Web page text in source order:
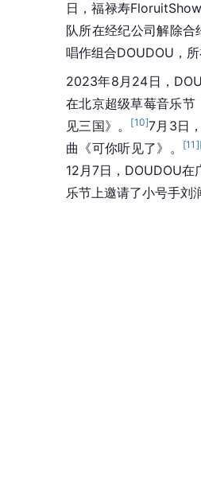
日，福禄寿
队所在经纪公司解除合
唱作组合DOUDOU，
2023年8月24日，
在北京超级草莓音乐节
见三国》。
[10]7月3日
曲《可你听见了》。
[11 ]
12月7日，DOUDOU在
乐节上邀请了小号手刘